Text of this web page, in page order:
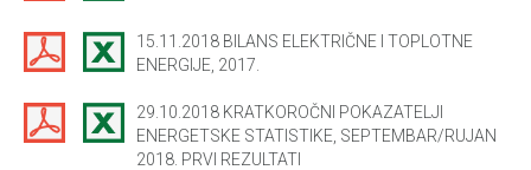
15.11.2018 BILANS ELEKTRIČNE I TOPLOTNE
ENERGIJE, 2017.
29.10.2018 KRATKOROČNI POKAZATELJI
ENERGETSKE STATISTIKE, SEPTEMBAR/RUJAN
2018. PRVI REZULTATI